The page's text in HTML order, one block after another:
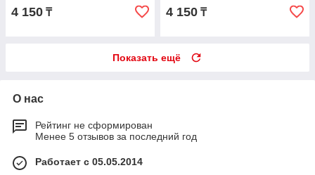
4 150 ₸ 4 150 ₸
Показать ещё
О нас
Рейтинг не сформирован
Менее 5 отзывов за последний год
Работает с 05.05.2014